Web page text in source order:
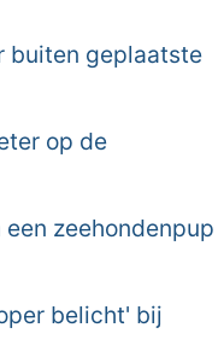
buiten geplaatste
op de
zeehondenpup
belicht' bij